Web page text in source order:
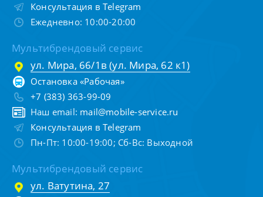
Консультация в Telegram
Ежедневно: 10:00-20:00
Мультибрендовый сервис
ул. Мира, 66/1в (ул. Мира, 62 к1)
Остановка «Рабочая»
+7 (383) 363-99-09
Наш email: mail@mobile-service.ru
Консультация в Telegram
Пн-Пт: 10:00-19:00; Сб-Вс: Выходной
Мультибрендовый сервис
ул. Ватутина, 27